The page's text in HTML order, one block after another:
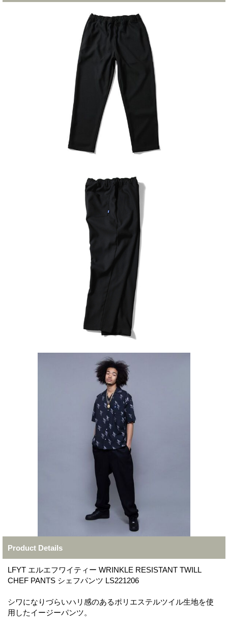
Product Details
LFYT エルエフワイティー WRINKLE RESISTANT TWILL
CHEF PANTS シェフパンツ LS221206
シワになりづらいハリ感のあるポリエステルツイル生地を使
用したイージーパンツ。